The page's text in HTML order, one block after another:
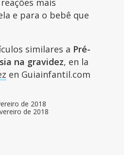
e para o bebê que
similares a Pré-
na gravidez, en la
en Guiainfantil.com
de 2018
de 2018